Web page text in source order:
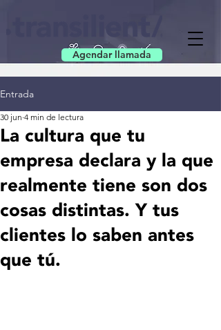
Agendar llamada
Entrada
La cultura que tu
empresa declara y la que
realmente tiene son dos
cosas distintas. Y tus
clientes lo saben antes
que tú.
30 jun 4 min de lectura